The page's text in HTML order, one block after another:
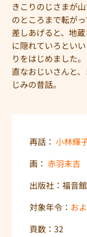
きこりのじさまが
のところまで転が
差しあげると、地
に隠れていろとい
りをはじめました
直なおじいさんと
じみの昔話。
再話： 小林輝
画： 赤羽末吉
出版社：福音
対象年令： お
頁数：32